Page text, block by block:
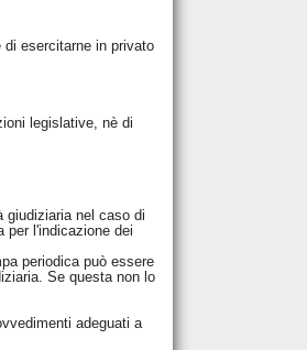
esercitarne in privato
legislative, nè di
giudiziaria nel caso di
per l'indicazione dei
periodica può essere
Se questa non lo
adeguati a